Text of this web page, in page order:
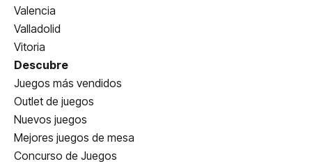
Valencia
Valladolid
Vitoria
Descubre
Juegos más vendidos
Outlet de juegos
Nuevos juegos
Mejores juegos de mesa
Concurso de Juegos